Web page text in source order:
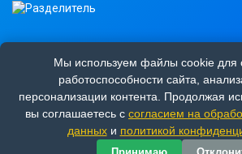
ИНН7718035370
771801001
ОГРН1027700405259
Мы используем файлы cookie для
работоспособности сайта,
персонализации контента. Продолжая
вы соглашаетесь с согласием на
данныхи политикой